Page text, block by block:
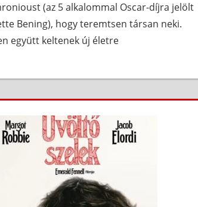
(az 5 alkalommal Oscar-díjra jelölt
Bening), hogy teremtsen társan neki.
együtt keltenek új életre